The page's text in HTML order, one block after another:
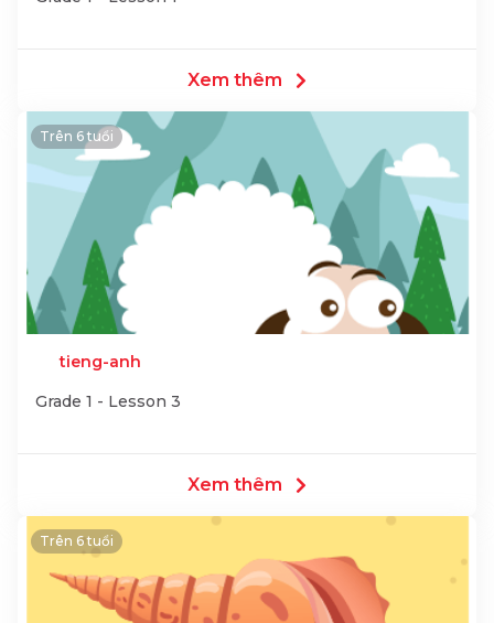
Xem thêm
Trên 6 tuổi
tieng-anh
Grade 1 - Lesson 3
Xem thêm
Trên 6 tuổi